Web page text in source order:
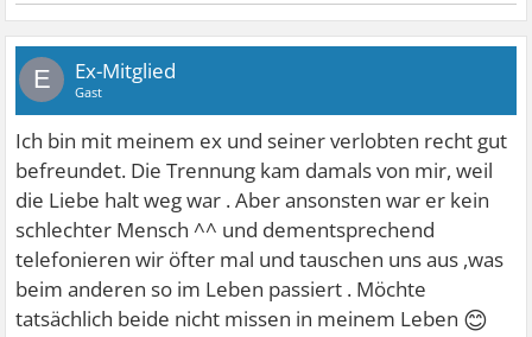
E Ex-Mitglied
Gast
Ich bin mit meinem ex und seiner verlobten recht gut
befreundet. Die Trennung kam damals von mir, weil
die Liebe halt weg war . Aber ansonsten war er kein
schlechter Mensch ^^ und dementsprechend
telefonieren wir öfter mal und tauschen uns aus ,was
beim anderen so im Leben passiert . Möchte
tatsächlich beide nicht missen in meinem Leben 😊